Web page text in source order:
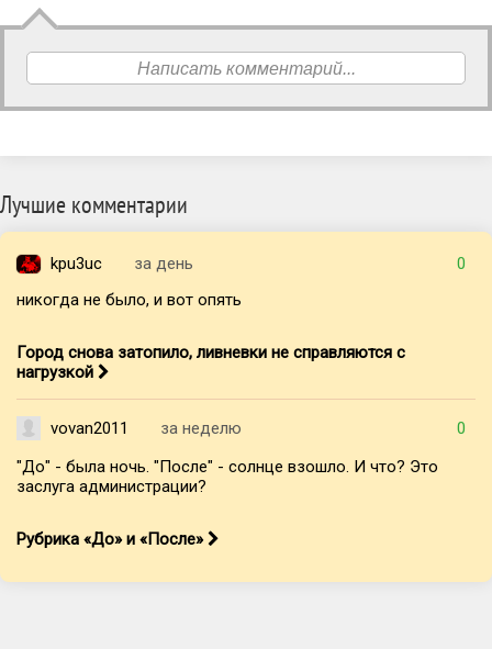
Написать комментарий...
Лучшие комментарии
kpu3uc за день
0
никогда не было, и вот опять
Город снова затопило, ливневки не справляются с
нагрузкой
vovan2011 за неделю
0
"До" - была ночь. "После" - солнце взошло. И что? Это
заслуга администрации?
Рубрика «До» и «После»